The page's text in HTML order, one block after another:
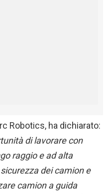
Robotics, ha dichiarato:
di lavorare con
raggio e ad alta
dei camion e
camion a guida